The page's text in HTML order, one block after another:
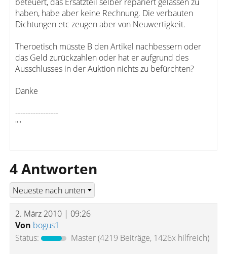
haben, habe aber keine Rechnung. Die verbauten
Dichtungen etc zeugen aber von Neuwertigkeit.
Theroetisch müsste B den Artikel nachbessern oder
das Geld zurückzahlen oder hat er aufgrund des
Ausschlusses in der Auktion nichts zu befürchten?
Danke
-----------------
""
4 Antworten
2. März 2010 | 09:26
Von bogus1
Status:
Master(4219 Beiträge, 1426x hilfreich)